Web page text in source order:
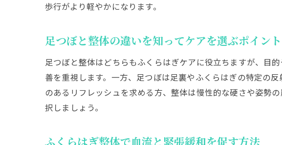
セルフチ
張りや硬さ
ふくら
硬さを
歩行がより軽やかになります。
足つぼと整体の違いを知ってケアを選ぶポイント
足つぼと整体はどちらもふくらはぎケアに役立ちますが、目
善を重視します。一方、足つぼは足裏やふくらはぎの特定の
のあるリフレッシュを求める方、整体は慢性的な硬さや姿勢
択しましょう。